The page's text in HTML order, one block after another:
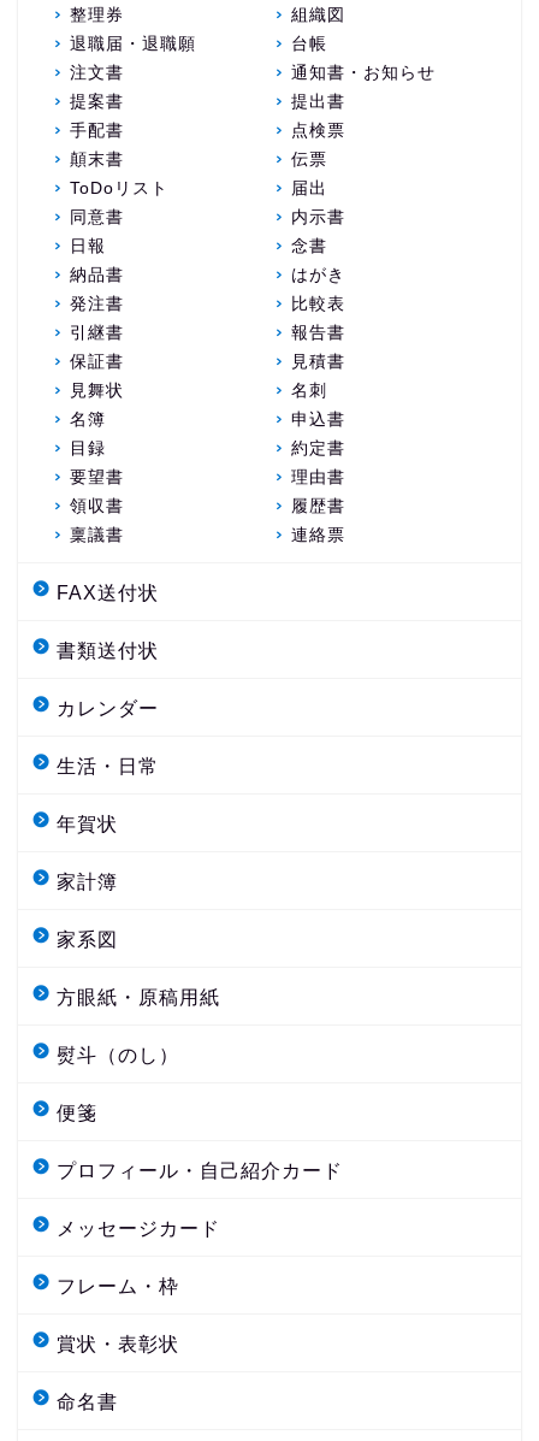
整理券
組織図
退職届・退職願
台帳
注文書
通知書・お知らせ
提案書
提出書
手配書
点検票
顛末書
伝票
ToDoリスト
届出
同意書
内示書
日報
念書
納品書
はがき
発注書
比較表
引継書
報告書
保証書
見積書
見舞状
名刺
名簿
申込書
目録
約定書
要望書
理由書
領収書
履歴書
稟議書
連絡票
FAX送付状
書類送付状
カレンダー
生活・日常
年賀状
家計簿
家系図
方眼紙・原稿用紙
熨斗（のし）
便箋
プロフィール・自己紹介カード
メッセージカード
フレーム・枠
賞状・表彰状
命名書